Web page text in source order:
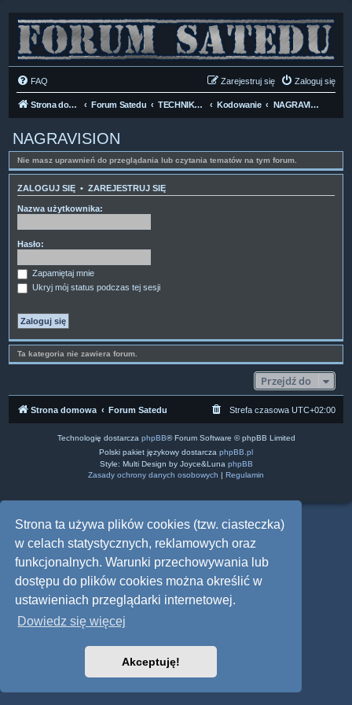
Strona ta używa plików cookies (tzw. ciasteczka)
w celach statystycznych, reklamowych oraz
funkcjonalnych. Warunki przechowywania lub
dostępu do plików cookies można określić w
ustawieniach przeglądarki internetowej.
Dowiedz się więcej
Akceptuję!
FAQ Zaloguj się
Zarejestruj się
Strona domowa Forum Satedu TECHNIKA SAT Kodowanie NAGRAVISION
NAGRAVISION
Nie masz uprawnień do przeglądania lub czytania tematów na tym forum.
ZALOGUJ SIĘ • ZAREJESTRUJ SIĘ
Nazwa użytkownika:
Hasło:
Zapamiętaj mnie
Ukryj mój status podczas tej sesji
Ta kategoria nie zawiera forum.
Przejdź do
Strona domowa Forum Satedu Strefa czasowa UTC+02:00
Technologię dostarcza phpBB® Forum Software © phpBB Limited
Polski pakiet językowy dostarcza phpBB.pl
Style: Multi Design by Joyce&Luna phpBB
Zasady ochrony danych osobowych | Regulamin